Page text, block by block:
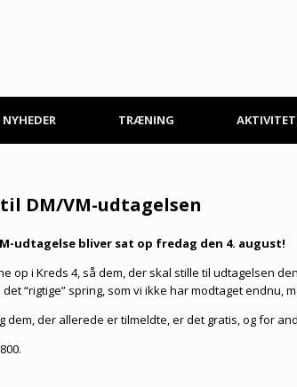
NYHEDER TRÆNING
DM/VM-udtagelsen
udtagelse bliver sat op fredag den 4. august!
op i Kreds 4, så dem, der skal stille til udtagelsen
“rigtige” spring, som vi ikke har modtaget endnu,
dem, der allerede er tilmeldte, er det gratis, og for